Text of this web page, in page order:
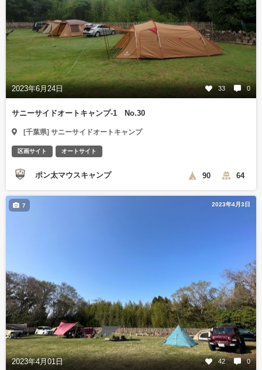
2023年6月24日 33 0
サニーサイドオートキャンプ-1 No.30
[千葉県] サニーサイドオートキャンプ
区画サイト オートサイト
ポン太マウスキャンプ 90 64
2023年4月3日
2023年4月01日 42 0
7